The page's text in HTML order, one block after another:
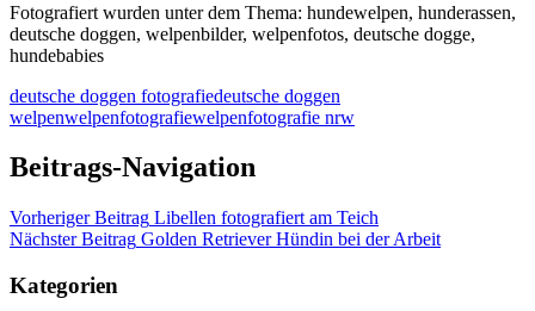
Fotografiert wurden unter dem Thema: hundewelpen, hunderassen,
deutsche doggen, welpenbilder, welpenfotos, deutsche dogge,
hundebabies
deutsche doggen fotografiedeutsche doggen
welpenwelpenfotografiewelpenfotografie nrw
Beitrags-Navigation
Vorheriger Beitrag Libellen fotografiert am Teich
Nächster Beitrag Golden Retriever Hündin bei der Arbeit
Kategorien